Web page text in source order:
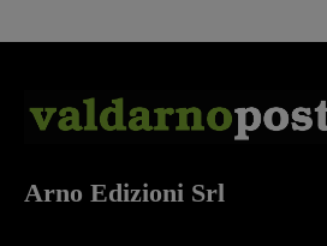
Arno Edizioni Srl